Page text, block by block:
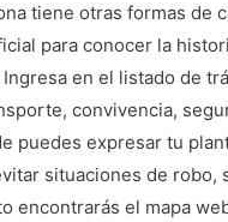
tiene otras formas de
para conocer la
en el listado de
convivencia,
puedes expresar tu
situaciones de robo,
encontrarás el mapa